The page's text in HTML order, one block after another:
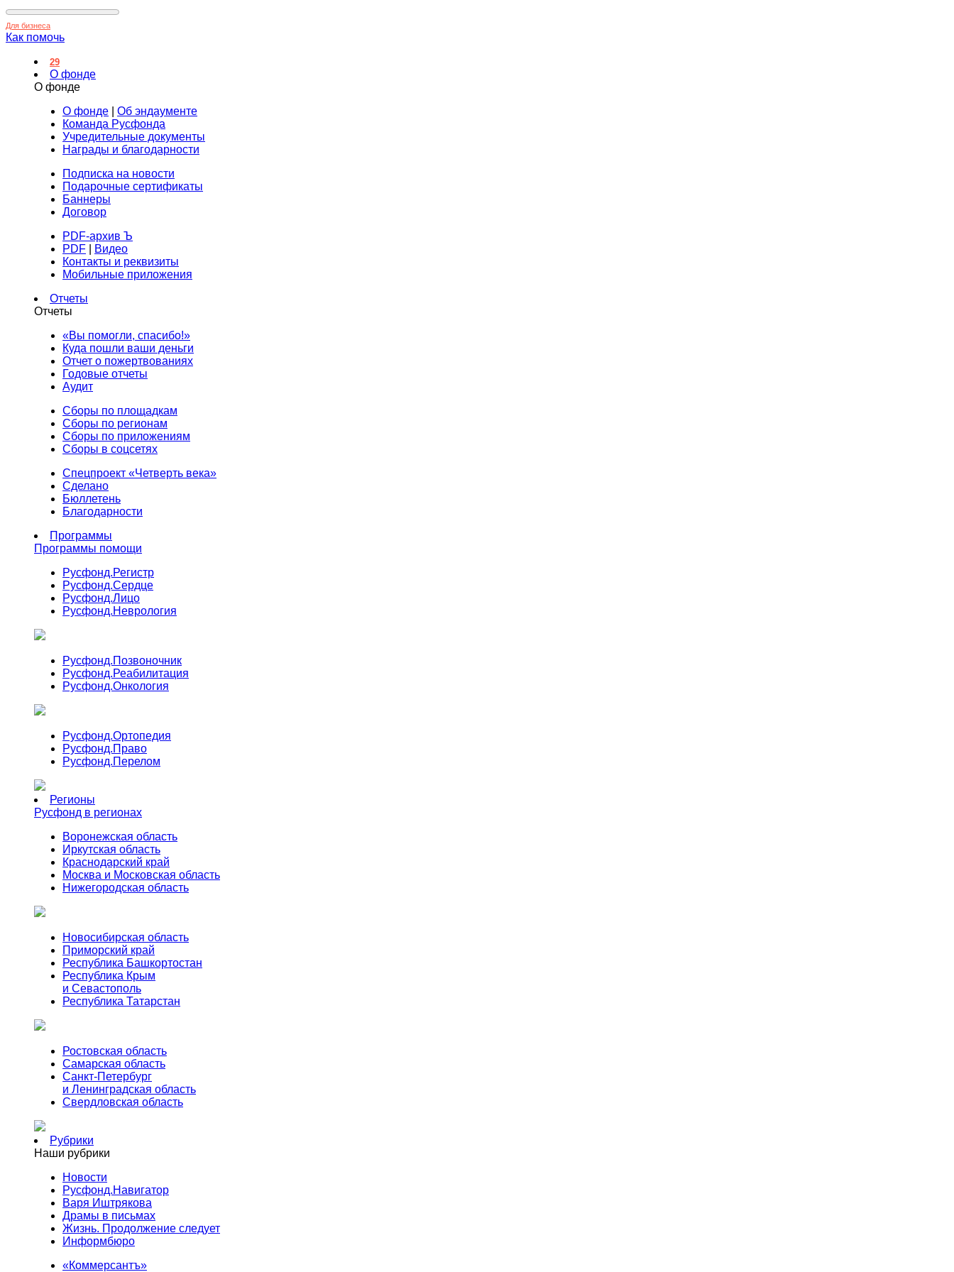
Для бизнеса
Как помочь
29
О фонде
О фонде
О фонде
Об эндаументе
Команда Русфонда
Учредительные документы
Награды и благодарности
Подписка на новости
Подарочные сертификаты
Баннеры
Договор
PDF-архив Ъ
PDF
Видео
Контакты и реквизиты
Мобильные приложения
Отчеты
Отчеты
«Вы помогли, спасибо!»
Куда пошли ваши деньги
Отчет о пожертвованиях
Годовые отчеты
Аудит
Сборы по площадкам
Сборы по регионам
Сборы по приложениям
Сборы в соцсетях
Спецпроект «Четверть века»
Сделано
Бюллетень
Благодарности
Программы
Программы помощи
Русфонд.Регистр
Русфонд.Сердце
Русфонд.Лицо
Русфонд.Неврология
Русфонд.Позвоночник
Русфонд.Реабилитация
Русфонд.Онкология
Русфонд.Ортопедия
Русфонд.Право
Русфонд.Перелом
Регионы
Русфонд в регионах
Воронежская область
Иркутская область
Краснодарский край
Москва и Московская область
Нижегородская область
Новосибирская область
Приморский край
Республика Башкортостан
Республика Крым
и Севастополь
Республика Татарстан
Ростовская область
Самарская область
Санкт-Петербург
и Ленинградская область
Свердловская область
Рубрики
Наши рубрики
Новости
Русфонд.Навигатор
Варя Иштрякова
Драмы в письмах
Жизнь. Продолжение следует
Информбюро
«Коммерсантъ»